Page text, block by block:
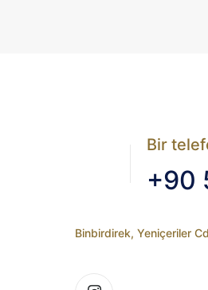
Bir
+90
Binbirdirek, Yeniçeriler